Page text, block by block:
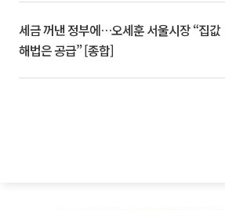
세금 꺼낸 정부에…오세훈 서울시장 “집값
해법은 공급” [종합]